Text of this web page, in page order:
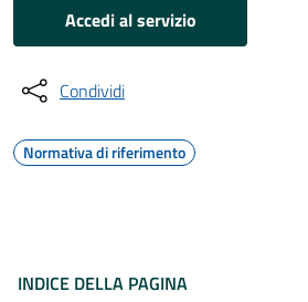
Accedi al servizio
Condividi
Normativa di riferimento
INDICE DELLA PAGINA